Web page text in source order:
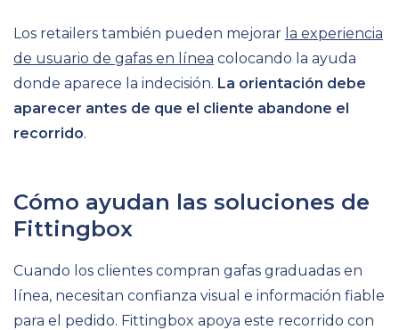
Los retailers también pueden mejorar la experiencia
de usuario de gafas en línea colocando la ayuda
donde aparece la indecisión. La orientación debe
aparecer antes de que el cliente abandone el
recorrido.
Cómo ayudan las soluciones de
Fittingbox
Cuando los clientes compran gafas graduadas en
línea, necesitan confianza visual e información fiable
para el pedido. Fittingbox apoya este recorrido con